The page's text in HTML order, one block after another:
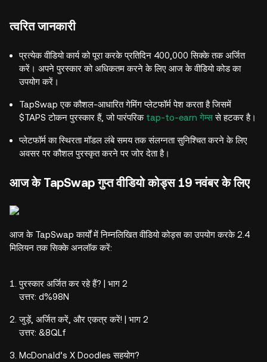
त्वरित जानकारी
प्रत्येक वीडियो कार्य को पूरा करके प्रतिदिन 400,000 सिक्के तक अर्जित
करें। अपने पुरस्कार को अधिकतम करने के लिए आज के वीडियो कोड का
उपयोग करें।
TapSwap एक कौशल-आधारित गेमिंग प्लेटफॉर्म पेश करता है जिसमें
$TAPS टोकन पुरस्कार हैं, जो पारंपरिक tap-to-earn गेम्ससे हटकर है।
प्लेटफॉर्म का स्थिरता मॉडल लंबे समय तक संलग्नता सुनिश्चित करने के लिए
अवसर पर कौशल पुरस्कृत करने पर जोर देता है।
आज के TapSwap गुप्त वीडियो कोड्स 19 नवंबर के लिए
आज के TapSwap कार्यों में निम्नलिखित वीडियो कोड्स का उपयोग करके 2.4
मिलियन तक सिक्के अनलॉक करें:
पुरस्कार अर्जित कर रहे हैं? | भाग 2
उत्तर: d%98N
जुड़ें, अर्जित करें, और एकत्र करें! | भाग 2
उत्तर: &8QLf
McDonald’s X Doodles सहयोग?